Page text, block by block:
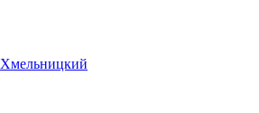
Хмельницкий